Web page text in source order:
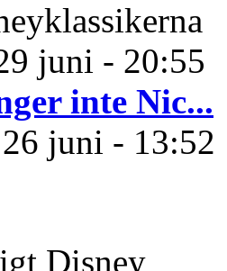
juni - 20:55
inte Nic...
juni - 13:52
Disney